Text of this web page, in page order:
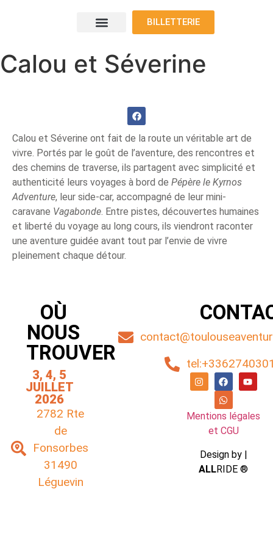
BILLETTERIE
Calou et Séverine
Calou et Séverine ont fait de la route un véritable art de
vivre. Portés par le goût de l’aventure, des rencontres et
des chemins de traverse, ils partagent avec simplicité et
authenticité leurs voyages à bord de Pépère le Kyrnos
Adventure, leur side-car, accompagné de leur mini-
caravane Vagabonde. Entre pistes, découvertes humaines
et liberté du voyage au long cours, ils viendront raconter
une aventure guidée avant tout par l’envie de vivre
pleinement chaque détour.
OÙ
NOUS
TROUVER
3, 4, 5
JUILLET
2026
2782 Rte
de
Fonsorbes
31490
Léguevin
Mentions légales
et CGU
Design by |
ALLRIDE ®